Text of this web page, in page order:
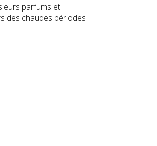
parfums et
des chaudes périodes